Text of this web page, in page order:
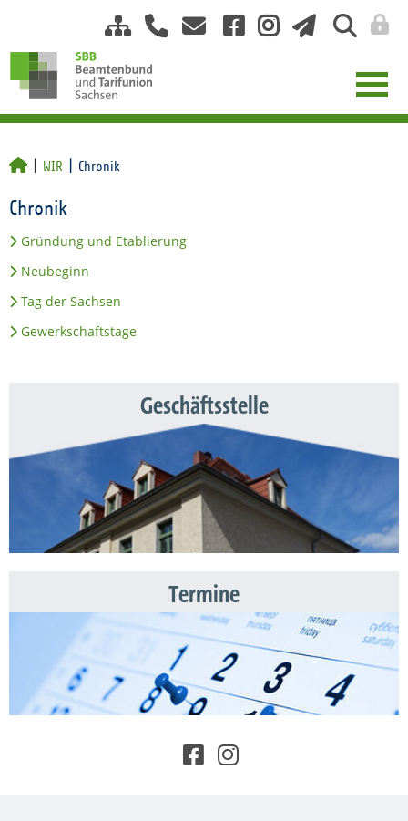
WIR Chronik
Chronik
Gründung und Etablierung
Neubeginn
Tag der Sachsen
Gewerkschaftstage
Geschäftsstelle
Termine